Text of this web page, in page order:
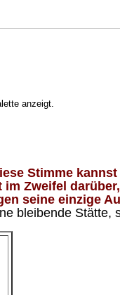
anzeigt.
Stimme
Zweifel
seine einzige
bleibende Stätte,